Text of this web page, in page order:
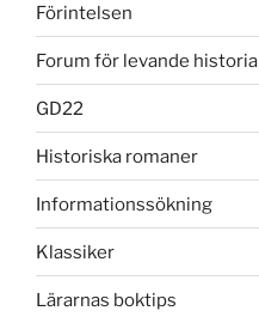
Förintelsen
Forum för levande historia
GD22
Historiska romaner
Informationssökning
Klassiker
Lärarnas boktips